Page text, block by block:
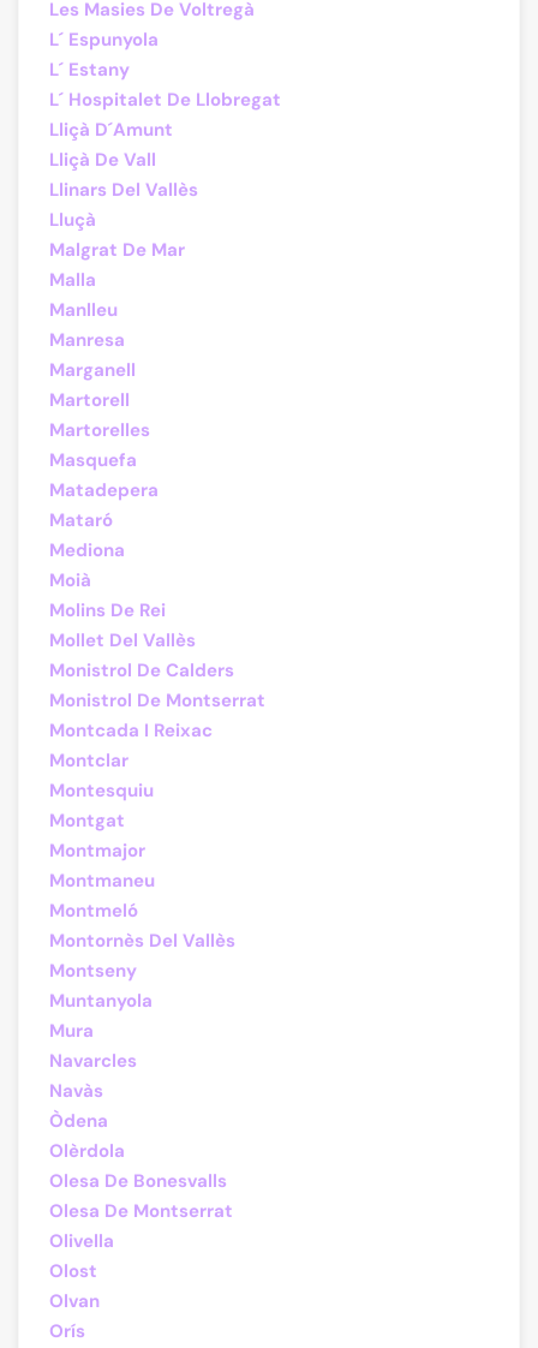
Les Masies De Voltregà
L´ Espunyola
L´ Estany
L´ Hospitalet De Llobregat
Lliçà D´Amunt
Lliçà De Vall
Llinars Del Vallès
Lluçà
Malgrat De Mar
Malla
Manlleu
Manresa
Marganell
Martorell
Martorelles
Masquefa
Matadepera
Mataró
Mediona
Moià
Molins De Rei
Mollet Del Vallès
Monistrol De Calders
Monistrol De Montserrat
Montcada I Reixac
Montclar
Montesquiu
Montgat
Montmajor
Montmaneu
Montmeló
Montornès Del Vallès
Montseny
Muntanyola
Mura
Navarcles
Navàs
Òdena
Olèrdola
Olesa De Bonesvalls
Olesa De Montserrat
Olivella
Olost
Olvan
Orís